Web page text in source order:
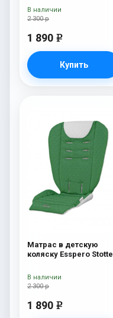
2 300 р
1 890 e
Купить
В наличии
Матрас в детскую
коляску Esspero Stotte
2 300 р
1 890 e
В наличии